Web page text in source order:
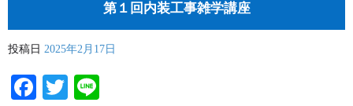
第１回内装工事雑学講座
投稿日 2025年2月17日
Facebook
Twitter